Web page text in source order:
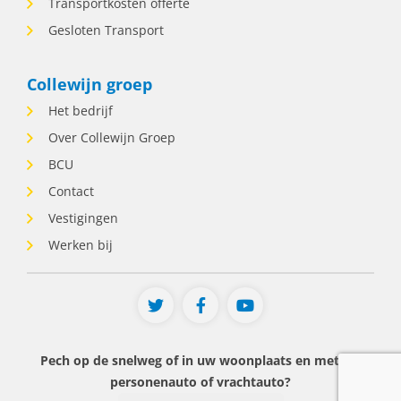
• Flexibel inzetbaar is voor wisselende
diensten, inclusief avonden en
verantwoordelijkheid. • Ervaring als
planner heeft óf denkt dat hij of zij dit vak
snel kan leren. Wat krijg je van ons? • Een
functie voor tot uur per week. • Veel
Een afwisselende baan waarin geen
enkele dienst hetzelfde is. • Werken
binnen een betrokken familiebedrijf met
kunnen rekenen. • Marktconforme
arbeidsvoorwaarden passend bij ervaring
Collewijn Groep staan we dag en nacht
we met een team van betrokken
professionals die weten van aanpakken.
Gesloten Transport
Collewijn groep
Het bedrijf
Over Collewijn Groep
BCU
Contact
Vestigingen
Werken bij
Pech op de snelweg of in uw woonplaats en met uw
personenauto of vrachtauto?